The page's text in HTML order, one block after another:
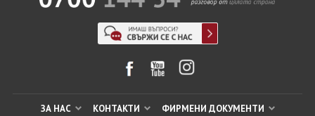
ЗА НАС КОНТАКТИ ФИРМЕНИ ДОКУМЕНТИ